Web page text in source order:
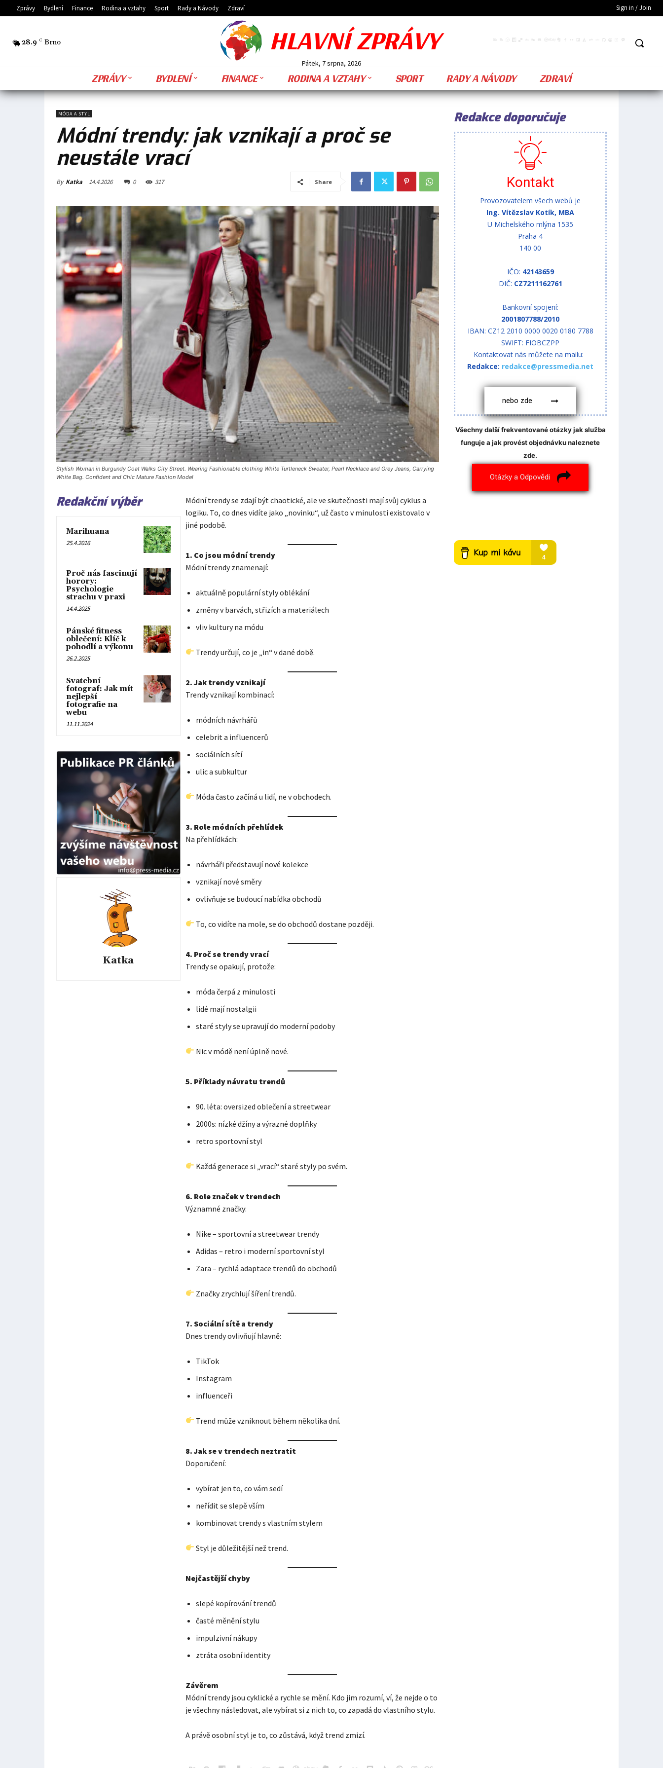
Zprávy Bydlení Finance Rodina a vztahy Sport Rady a Návody Zdraví Sign in / Join
28.9 C Brno HLAVNÍ ZPRÁVY
Pátek, 7 srpna, 2026
ZPRÁVY BYDLENÍ FINANCE RODINA A VZTAHY SPORT RADY A NÁVODY ZDRAVÍ
MÓDA A STYL
Módní trendy: jak vznikají a proč se
neustále vrací
By Katka 14.4.2026 0 317 Share
Stylish Woman in Burgundy Coat Walks City Street. Wearing Fashionable clothing White Turtleneck Sweater, Pearl Necklace and Grey Jeans, Carrying
White Bag. Confident and Chic Mature Fashion Model
Redakční výběr
Marihuana
25.4.2016
Proč nás fascinují
horory:
Psychologie
strachu v praxi
14.4.2025
Pánské fitness
oblečení: Klíč k
pohodlí a výkonu
26.2.2025
Svatební
fotograf: Jak mít
nejlepší
fotografie na
webu
11.11.2024
Katka
Módní trendy se zdají být chaotické, ale ve skutečnosti mají svůj cyklus a
logiku. To, co dnes vidíte jako „novinku“, už často v minulosti existovalo v
jiné podobě.
1. Co jsou módní trendy
Módní trendy znamenají:
aktuálně populární styly oblékání
změny v barvách, střizích a materiálech
vliv kultury na módu
Trendy určují, co je „in“ v dané době.
2. Jak trendy vznikají
Trendy vznikají kombinací:
módních návrhářů
celebrit a influencerů
sociálních sítí
ulic a subkultur
Móda často začíná u lidí, ne v obchodech.
3. Role módních přehlídek
Na přehlídkách:
návrháři představují nové kolekce
vznikají nové směry
ovlivňuje se budoucí nabídka obchodů
To, co vidíte na mole, se do obchodů dostane později.
4. Proč se trendy vrací
Trendy se opakují, protože:
móda čerpá z minulosti
lidé mají nostalgii
staré styly se upravují do moderní podoby
Nic v módě není úplně nové.
5. Příklady návratu trendů
90. léta: oversized oblečení a streetwear
2000s: nízké džíny a výrazné doplňky
retro sportovní styl
Každá generace si „vrací“ staré styly po svém.
6. Role značek v trendech
Významné značky:
Nike – sportovní a streetwear trendy
Adidas – retro i moderní sportovní styl
Zara – rychlá adaptace trendů do obchodů
Značky zrychlují šíření trendů.
7. Sociální sítě a trendy
Dnes trendy ovlivňují hlavně:
TikTok
Instagram
influenceři
Trend může vzniknout během několika dní.
8. Jak se v trendech neztratit
Doporučení:
vybírat jen to, co vám sedí
neřídit se slepě vším
kombinovat trendy s vlastním stylem
Styl je důležitější než trend.
Nejčastější chyby
slepé kopírování trendů
časté měnění stylu
impulzivní nákupy
ztráta osobní identity
Závěrem
Módní trendy jsou cyklické a rychle se mění. Kdo jim rozumí, ví, že nejde o to
je všechny následovat, ale vybírat si z nich to, co zapadá do vlastního stylu.
A právě osobní styl je to, co zůstává, když trend zmizí.
Redakce doporučuje
Kontakt
Provozovatelem všech webů je
Ing. Vítězslav Kotík, MBA
U Michelského mlýna 1535
Praha 4
140 00
IČO: 42143659
DIČ: CZ7211162761
Bankovní spojení:
2001807788/2010
IBAN: CZ12 2010 0000 0020 0180 7788
SWIFT: FIOBCZPP
Kontaktovat nás můžete na mailu:
Redakce: redakce@pressmedia.net
nebo zde
Všechny další frekventované otázky jak služba
funguje a jak provést objednávku naleznete
zde.
Otázky a Odpovědi